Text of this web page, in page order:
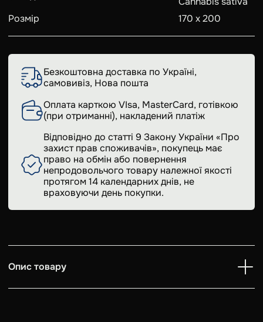
Розмір
170 х 200
Безкоштовна доставка по Україні,
самовивіз, Нова пошта
Оплата карткою VIsa, MasterCard, готівкою
(при отриманні), накладений платіж
Відповідно до статті 9 Закону України «Про
захист прав споживачів», покупець має
право на обмін або повернення
непродовольчого товару належної якості
протягом 14 календарних днів, не
враховуючи день покупки.
Опис товару